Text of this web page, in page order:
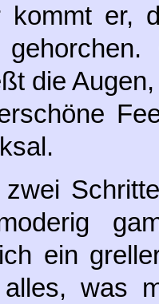
kommt er,
die
zwei
ein
was